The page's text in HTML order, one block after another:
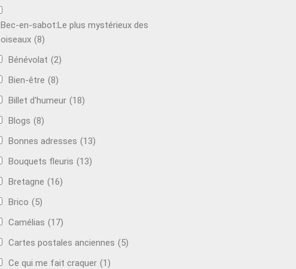
Bec-en-sabot:Le plus mystérieux des
oiseaux (8)
Bénévolat (2)
Bien-être (8)
Billet d'humeur (18)
Blogs (8)
Bonnes adresses (13)
Bouquets fleuris (13)
Bretagne (16)
Brico (5)
Camélias (17)
Cartes postales anciennes (5)
Ce qui me fait craquer (1)